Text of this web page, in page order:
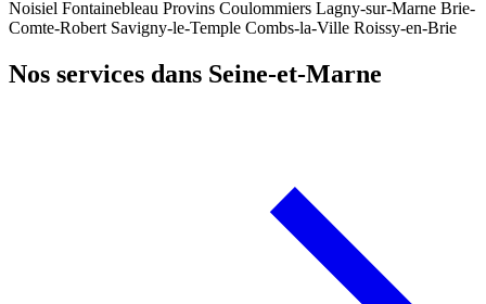
Noisiel Fontainebleau Provins Coulommiers Lagny-sur-Marne Brie-
Comte-Robert Savigny-le-Temple Combs-la-Ville Roissy-en-Brie
Nos services dans Seine-et-Marne